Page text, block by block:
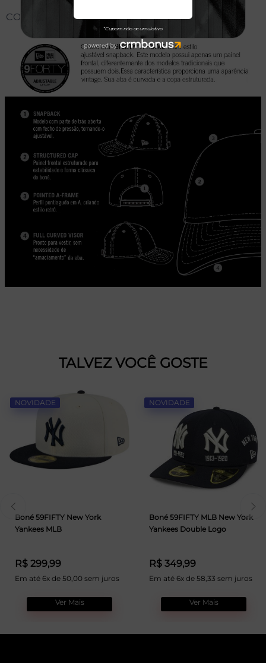
CONHEÇA O MODELO DO BONÉ
TALVEZ VOCÊ GOSTE
NOVIDADE
Boné 59FIFTY New York
Yankees MLB
R$ 299,99
Em até 6x de 50,00 sem juros
Ver Mais
NOVIDADE
Boné 59FIFTY MLB New York
Yankees Double Logo
R$ 349,99
Em até 6x de 58,33 sem juros
Ver Mais